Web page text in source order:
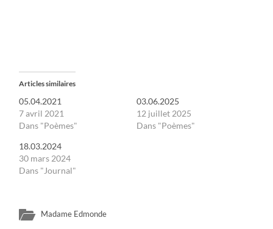
Articles similaires
05.04.2021
7 avril 2021
Dans "Poèmes"
03.06.2025
12 juillet 2025
Dans "Poèmes"
18.03.2024
30 mars 2024
Dans "Journal"
Madame Edmonde